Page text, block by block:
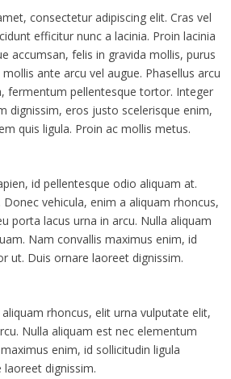
consectetur adipiscing elit. Cras vel
efficitur nunc a lacinia. Proin lacinia
accumsan, felis in gravida mollis, purus
ante arcu vel augue. Phasellus arcu
fermentum pellentesque tortor. Integer
dignissim, eros justo scelerisque enim,
quis ligula. Proin ac mollis metus.
id pellentesque odio aliquam at.
vehicula, enim a aliquam rhoncus,
porta lacus urna in arcu. Nulla aliquam
Nam convallis maximus enim, id
ut. Duis ornare laoreet dignissim.
rhoncus, elit urna vulputate elit,
Nulla aliquam est nec elementum
enim, id sollicitudin ligula
dignissim.